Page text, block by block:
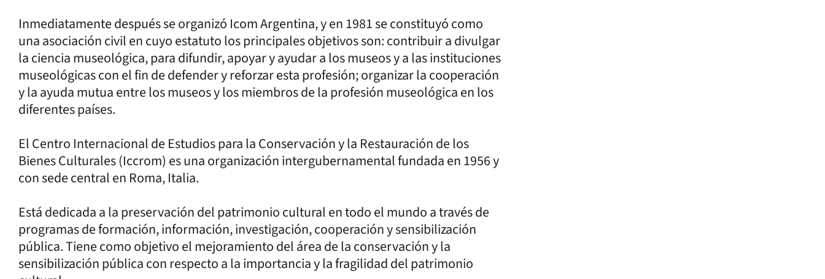
Inmediatamente después se organizó Icom Argentina, y en 1981 se constituyó como
una asociación civil en cuyo estatuto los principales objetivos son: contribuir a divulgar
la ciencia museológica, para difundir, apoyar y ayudar a los museos y a las instituciones
museológicas con el fin de defender y reforzar esta profesión; organizar la cooperación
y la ayuda mutua entre los museos y los miembros de la profesión museológica en los
diferentes países.
El Centro Internacional de Estudios para la Conservación y la Restauración de los
Bienes Culturales (Iccrom) es una organización intergubernamental fundada en 1956 y
con sede central en Roma, Italia.
Está dedicada a la preservación del patrimonio cultural en todo el mundo a través de
programas de formación, información, investigación, cooperación y sensibilización
pública. Tiene como objetivo el mejoramiento del área de la conservación y la
sensibilización pública con respecto a la importancia y la fragilidad del patrimonio